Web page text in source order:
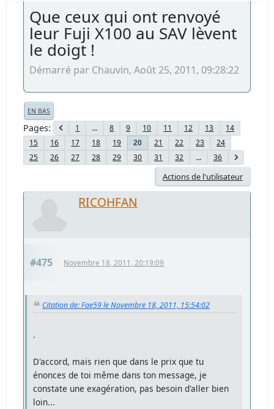
Que ceux qui ont renvoyé
leur Fuji X100 au SAV lèvent
le doigt !
Démarré par Chauvin, Août 25, 2011, 09:28:22
EN BAS
Pages 1 ... 8 9 10 11 12 13
14
15
16 17 18 19 20 21 22 23
24
25
26 27 28 29 30 31 32 ... 36
Actions de l'utilisateur
RICOHFAN
#475 Novembre 18, 2011, 20:19:09
Citation de: Fae59 le Novembre 18, 2011, 15:54:02
.
D'accord, mais rien que dans le prix que tu
énonces de toi même dans ton message, je
constate une exagération, pas besoin d'aller bien
loin...